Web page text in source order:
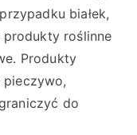
białek,
produkty roślinne
Produkty
do